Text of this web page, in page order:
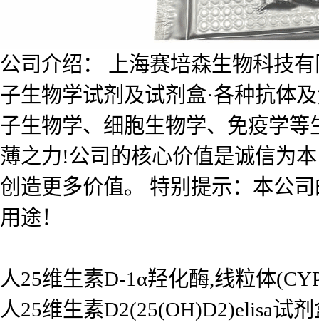
公司介绍： 上海赛培森生物科技有
子生物学试剂及试剂盒·各种抗体
子生物学、细胞生物学、免疫学
薄之力!公司的核心价值是诚信为
创造更多价值。 特别提示：本公
用途！
人25维生素D-1α羟化酶,线粒体
人25维生素D2(25(OH)D2)elisa试